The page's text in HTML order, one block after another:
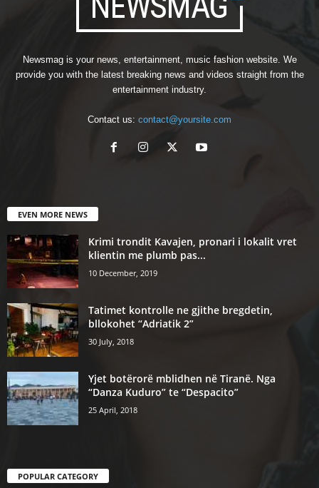
Newsmag is your news, entertainment, music fashion website. We
provide you with the latest breaking news and videos straight from the
entertainment industry.
Contact us: contact@yoursite.com
EVEN MORE NEWS
Krimi trondit Kavajen, pronari i lokalit vret
klientin me plumb pas...
10 December, 2019
Tatimet kontrolle ne gjithe bregdetin,
bllokohet “Adriatik 2”
30 July, 2018
Yjet botërorë mblidhen në Tiranë. Nga
“Danza Kuduro” te “Despacito”
25 April, 2018
POPULAR CATEGORY